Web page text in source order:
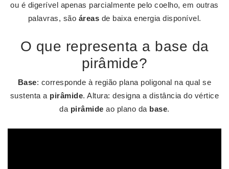
ou é digerível apenas parcialmente pelo coelho, em outras
palavras, são áreas de baixa energia disponível.
O que representa a base da
pirâmide?
Base: corresponde à região plana poligonal na qual se
sustenta a pirâmide. Altura: designa a distância do vértice
da pirâmide ao plano da base.